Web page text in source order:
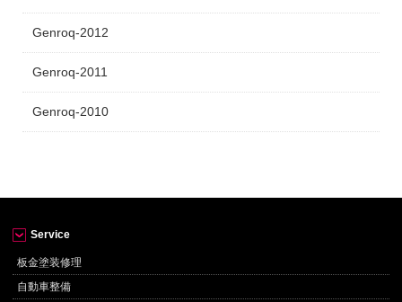
Genroq-2012
Genroq-2011
Genroq-2010
Service
板金塗装修理
自動車整備